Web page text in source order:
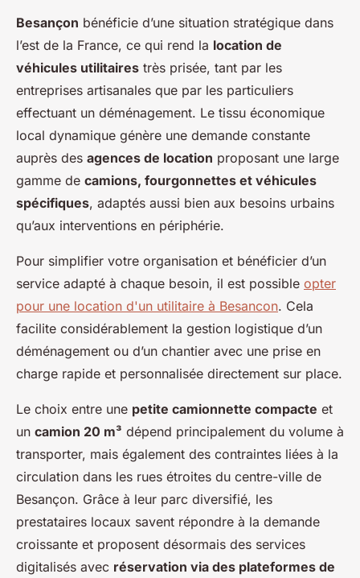
Besançon bénéficie d’une situation stratégique dans
l’est de la France, ce qui rend la location de
véhicules utilitaires très prisée, tant par les
entreprises artisanales que par les particuliers
effectuant un déménagement. Le tissu économique
local dynamique génère une demande constante
auprès des agences de location proposant une large
gamme de camions, fourgonnettes et véhicules
spécifiques, adaptés aussi bien aux besoins urbains
qu’aux interventions en périphérie.
Pour simplifier votre organisation et bénéficier d’un
service adapté à chaque besoin, il est possible opter
pour une location d'un utilitaire à Besancon. Cela
facilite considérablement la gestion logistique d’un
déménagement ou d’un chantier avec une prise en
charge rapide et personnalisée directement sur place.
Le choix entre une petite camionnette compacte et
un camion 20 m³ dépend principalement du volume à
transporter, mais également des contraintes liées à la
circulation dans les rues étroites du centre-ville de
Besançon. Grâce à leur parc diversifié, les
prestataires locaux savent répondre à la demande
croissante et proposent désormais des services
digitalisés avec réservation via des plateformes de